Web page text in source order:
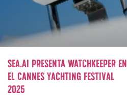
SEA.AI Presenta Watchkeeper en
el Cannes Yachting Festival
2025